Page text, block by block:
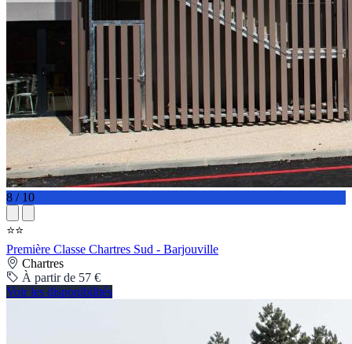
8 / 10
⭐⭐
Première Classe Chartres Sud - Barjouville
Chartres
À partir de 57 €
Voir les disponibilités